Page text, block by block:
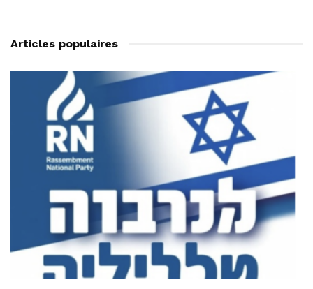
Articles populaires